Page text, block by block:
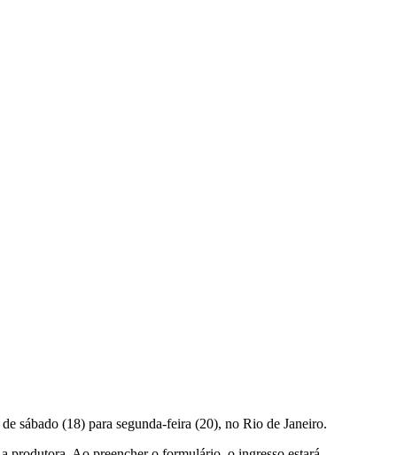
sábado (18) para segunda-feira (20), no Rio de Janeiro.